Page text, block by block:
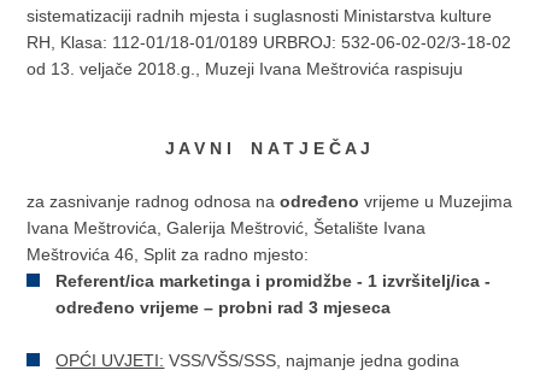
sistematizaciji radnih mjesta i suglasnosti Ministarstva kulture
RH, Klasa: 112-01/18-01/0189 URBROJ: 532-06-02-02/3-18-02
od 13. veljače 2018.g., Muzeji Ivana Meštrovića raspisuju
J A V N I N A T J E Č A J
za zasnivanje radnog odnosa naodređeno vrijeme u Muzejima
Ivana Meštrovića, Galerija Meštrović, Šetalište Ivana
Meštrovića 46, Split za radno mjesto:
Referent/ica marketinga i promidžbe - 1 izvršitelj/ica -
određeno vrijeme – probni rad 3 mjeseca
OPĆI UVJETI: VSS/VŠS/SSS, najmanje jedna godina